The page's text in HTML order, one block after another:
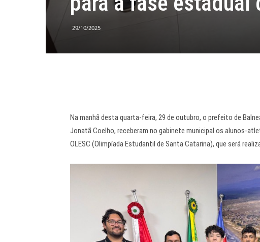
29/10/2025
Na manhã desta quarta-feira, 29 de outubro, o prefeito de
Jonatã Coelho, receberam no gabinete municipal os alunos-
OLESC (Olimpíada Estudantil de Santa Catarina), que será